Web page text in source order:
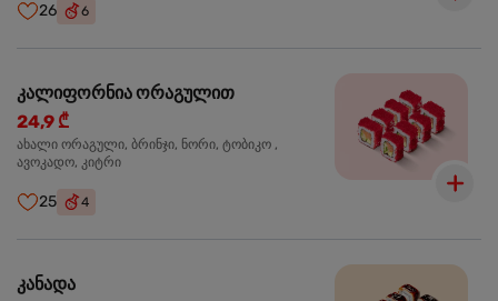
26 6
კალიფორნია ორაგულით
24,9 ₾
ახალი ორაგული, ბრინჯი, ნორი, ტობიკო ,
ავოკადო, კიტრი
25 4
კანადა